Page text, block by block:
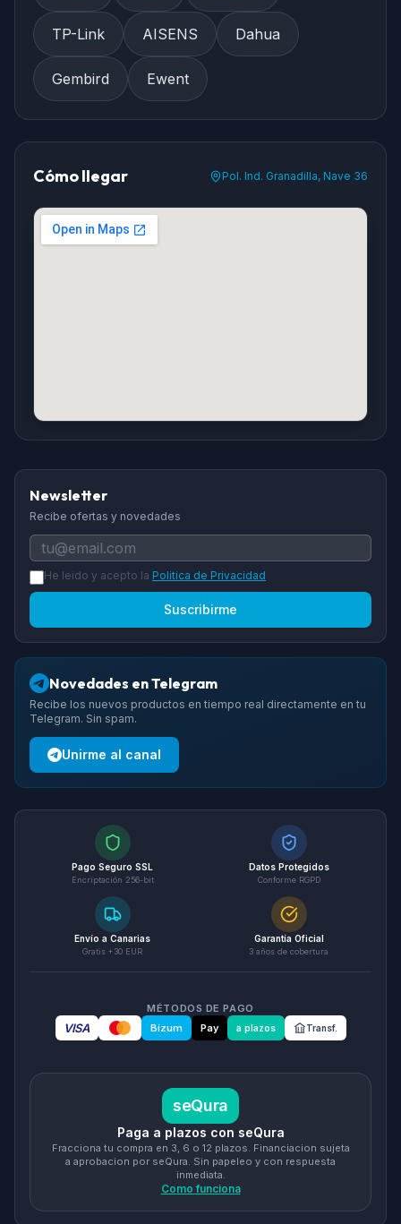
TP-Link AISENS Dahua
Gembird Ewent
Cómo llegar Pol. Ind. Granadilla, Nave 36
Newsletter
Recibe ofertas y novedades
He leido y acepto la Politica de Privacidad
Suscribirme
Novedades en Telegram
Recibe los nuevos productos en tiempo real directamente en tu
Telegram. Sin spam.
Unirme al canal
Pago Seguro SSL
Encriptación 256-bit
Datos Protegidos
Conforme RGPD
Envío a Canarias
Gratis +30 EUR
Garantía Oficial
3 años de cobertura
MÉTODOS DE PAGO
VISA Bizum Pay a plazos Transf.
seQura
Paga a plazos con seQura
Fracciona tu compra en 3, 6 o 12 plazos. Financiacion sujeta
a aprobacion por seQura. Sin papeleo y con respuesta
inmediata.
Como funciona